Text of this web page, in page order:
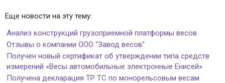
Еще новости на эту тему:
Анализ конструкций грузоприемной платформы весов
Отзывы о компании ООО "Завод весов"
Получен новый сертификат об утверждении типа средств
измерений «Весы автомобильные электронные Енисей»
Получена декларация ТР ТС по монорельсовым весам